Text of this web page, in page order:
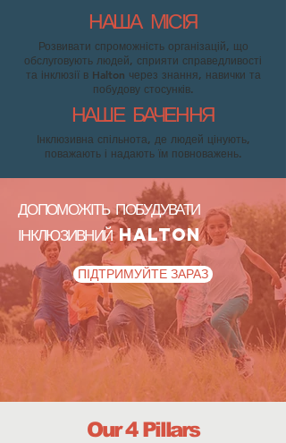
НАША МІСІЯ
Розвивати спроможність організацій, що
обслуговують людей, сприяти справедливості
та інклюзії в Halton через знання, навички та
побудову стосунків.
НАШЕ БАЧЕННЯ
Інклюзивна спільнота, де людей цінують,
поважають і надають їм повноважень.
ДОПОМОЖІТЬ ПОБУДУВАТИ
ІНКЛЮЗИВНИЙ HALTON
ПІДТРИМУЙТЕ ЗАРАЗ
Our 4 Pillars